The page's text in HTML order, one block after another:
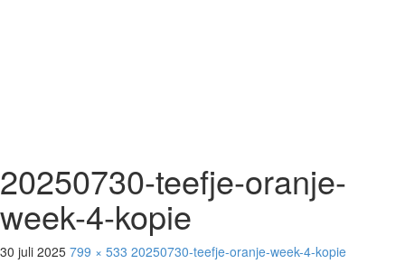
20250730-teefje-oranje-
week-4-kopie
30 juli 2025 799 × 533 20250730-teefje-oranje-week-4-kopie